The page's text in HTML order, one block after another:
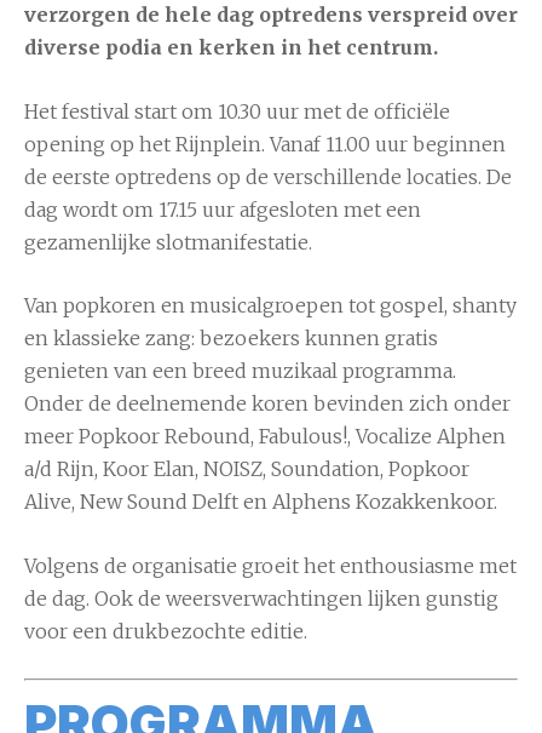
verzorgen de hele dag optredens verspreid over
diverse podia en kerken in het centrum.
Het festival start om 10.30 uur met de officiële
opening op het Rijnplein. Vanaf 11.00 uur beginnen
de eerste optredens op de verschillende locaties. De
dag wordt om 17.15 uur afgesloten met een
gezamenlijke slotmanifestatie.
Van popkoren en musicalgroepen tot gospel, shanty
en klassieke zang: bezoekers kunnen gratis
genieten van een breed muzikaal programma.
Onder de deelnemende koren bevinden zich onder
meer Popkoor Rebound, Fabulous!, Vocalize Alphen
a/d Rijn, Koor Elan, NOISZ, Soundation, Popkoor
Alive, New Sound Delft en Alphens Kozakkenkoor.
Volgens de organisatie groeit het enthousiasme met
de dag. Ook de weersverwachtingen lijken gunstig
voor een drukbezochte editie.